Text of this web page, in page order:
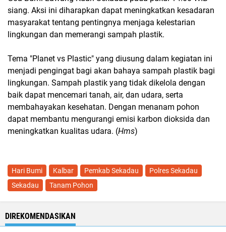
siang. Aksi ini diharapkan dapat meningkatkan kesadaran
masyarakat tentang pentingnya menjaga kelestarian
lingkungan dan memerangi sampah plastik.
Tema "Planet vs Plastic" yang diusung dalam kegiatan ini
menjadi pengingat bagi akan bahaya sampah plastik bagi
lingkungan. Sampah plastik yang tidak dikelola dengan
baik dapat mencemari tanah, air, dan udara, serta
membahayakan kesehatan. Dengan menanam pohon
dapat membantu mengurangi emisi karbon dioksida dan
meningkatkan kualitas udara. (Hms)
Hari Bumi Kalbar Pemkab Sekadau
Polres Sekadau
Sekadau
Tanam Pohon
DIREKOMENDASIKAN